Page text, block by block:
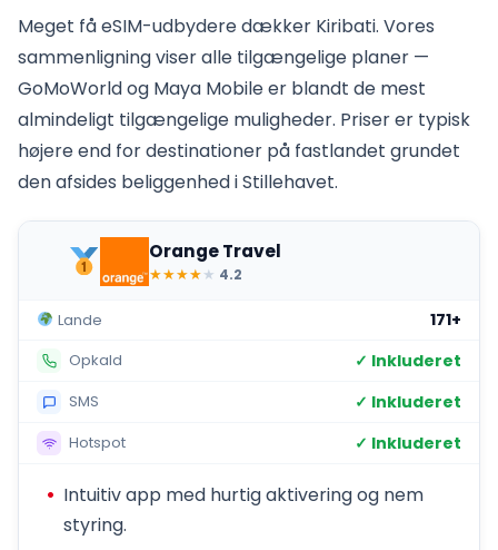
Meget få eSIM-udbydere dækker Kiribati. Vores
sammenligning viser alle tilgængelige planer —
GoMoWorld og Maya Mobile er blandt de mest
almindeligt tilgængelige muligheder. Priser er typisk
højere end for destinationer på fastlandet grundet
den afsides beliggenhed i Stillehavet.
Orange Travel
★★★★★ 4.2
Lande 171+
Opkald ✓ Inkluderet
SMS ✓ Inkluderet
Hotspot ✓ Inkluderet
Intuitiv app med hurtig aktivering og nem
styring.